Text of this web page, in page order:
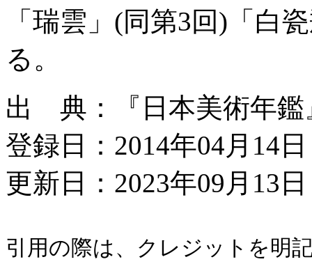
「瑞雲」(同第3回)「白
る。
出 典：『日本美術年鑑
登録日：2014年04月14日
更新日：2023年09月13
引用の際は、クレジットを明